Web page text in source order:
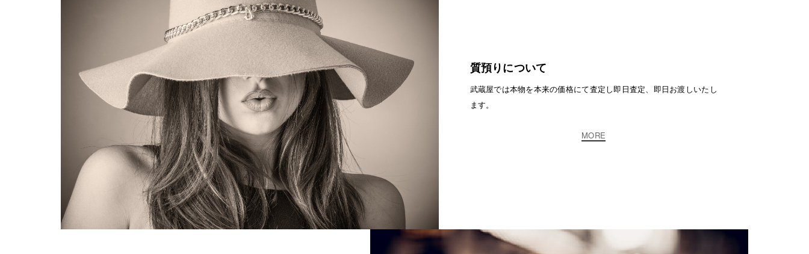
質預りについて
武蔵屋では本物を本来の価格にて査定し即日査定、即日お渡しいたし
ます。
MORE